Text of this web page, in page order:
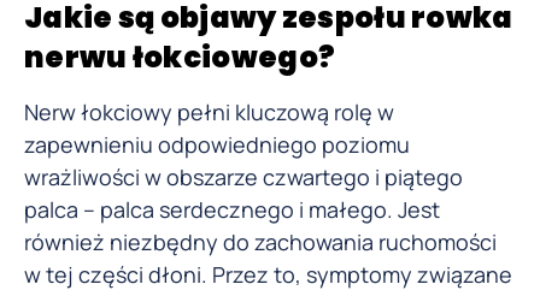
Jakie są objawy zespołu rowka
nerwu łokciowego?
Nerw łokciowy pełni kluczową rolę w
zapewnieniu odpowiedniego poziomu
wrażliwości w obszarze czwartego i piątego
palca – palca serdecznego i małego. Jest
również niezbędny do zachowania ruchomości
w tej części dłoni. Przez to, symptomy związane